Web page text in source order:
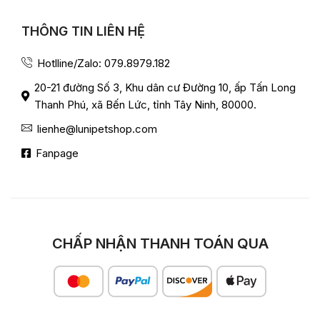
THÔNG TIN LIÊN HỆ
Hotlline/Zalo: 079.8979.182
20-21 đường Số 3, Khu dân cư Đường 10, ấp Tấn Long
Thanh Phú, xã Bến Lức, tỉnh Tây Ninh, 80000.
lienhe@lunipetshop.com
Fanpage
CHẤP NHẬN THANH TOÁN QUA